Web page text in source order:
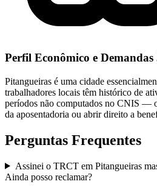
Perfil Econômico e
Pitangueiras é uma cidade
trabalhadores locais têm histórico de
períodos não computados no CNIS —
da aposentadoria ou abrir direito a
Perguntas Frequentes
Assinei o TRCT em Pitangueiras
Ainda posso reclamar?